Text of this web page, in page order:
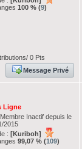
100 % (9)
0 Pts
Message Privé
Ligne
Membre Inactif depuis le
2015
: [Kuriboh]
99,07 % (109)